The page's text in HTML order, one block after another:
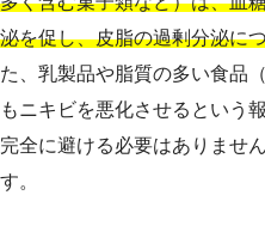
泌を促し、皮脂の過剰分泌に
た、乳製品や脂質の多い食品
もニキビを悪化させるという
完全に避ける必要はありませ
す。